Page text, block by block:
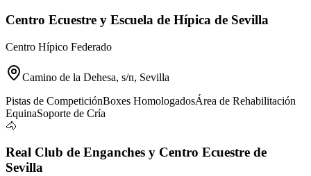
Centro Ecuestre y Escuela de Hípica de Sevilla
Centro Hípico Federado
Camino de la Dehesa, s/n, Sevilla
Pistas de CompeticiónBoxes HomologadosÁrea de Rehabilitación
EquinaSoporte de Cría
🐴
Real Club de Enganches y Centro Ecuestre de
Sevilla